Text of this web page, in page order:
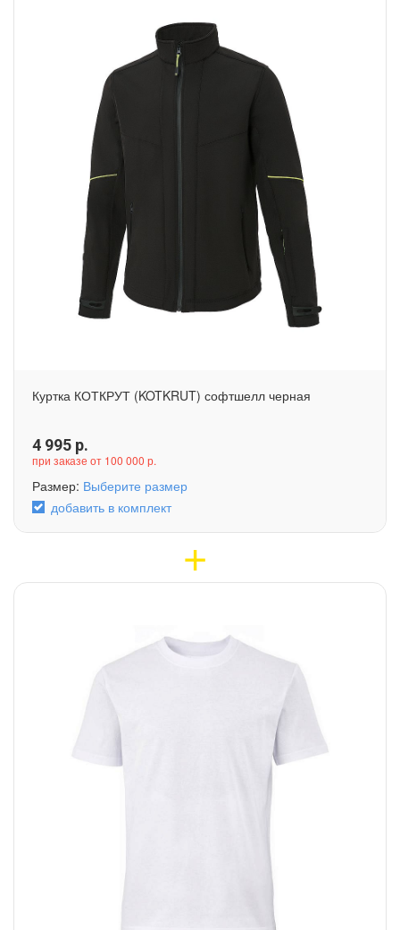
Куртка КОТКРУТ (KOTKRUT) софтшелл черная
4 995 р.
при заказе от 100 000 р.
Размер: Выберите размер
добавить в комплект